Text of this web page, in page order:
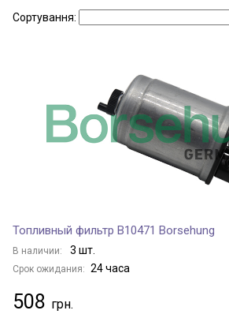
Показать все марки
Сортування:
Топливный фильтр B10471 Borsehung
В наличии: 3 шт.
Срок ожидания: 24 часа
508